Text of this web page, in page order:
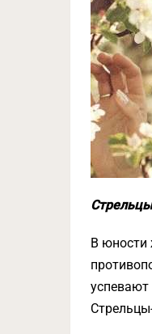
Стрельцы
В юности
успевают